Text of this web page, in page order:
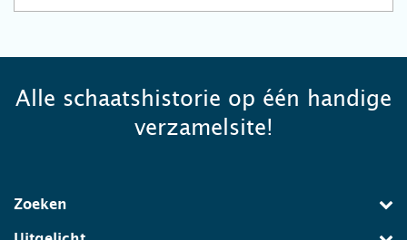
Alle schaatshistorie op één handige
verzamelsite!
Zoeken